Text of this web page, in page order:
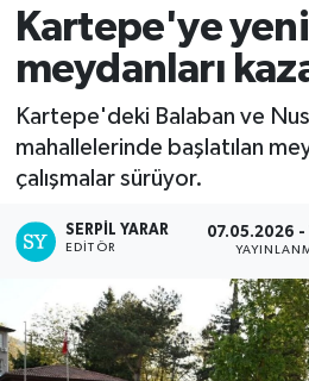
Kartepe'ye
meydanları
Kartepe'deki Balaban ve
mahallelerinde başlatılan
çalışmalar sürüyor.
SERPİL YARAR
EDITÖR
07.05.2026 -